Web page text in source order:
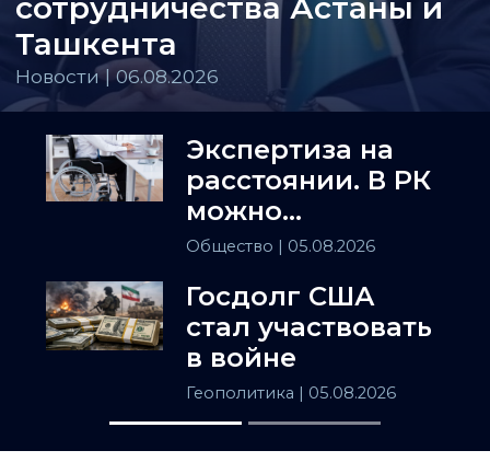
сотрудничества Астаны и
Ташкента
Новости | 06.08.2026
Экспертиза на
расстоянии. В РК
можно
установить
заочно
Общество | 05.08.2026
Госдолг США
стал участвовать
в войне
Геополитика | 05.08.2026